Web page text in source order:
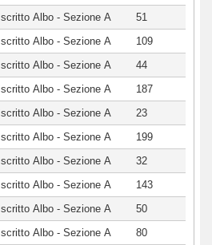
Iscritto Albo - Sezione A
51
Iscritto Albo - Sezione A
109
Iscritto Albo - Sezione A
44
Iscritto Albo - Sezione A
187
Iscritto Albo - Sezione A
23
Iscritto Albo - Sezione A
199
Iscritto Albo - Sezione A
32
Iscritto Albo - Sezione A
143
Iscritto Albo - Sezione A
50
Iscritto Albo - Sezione A
80